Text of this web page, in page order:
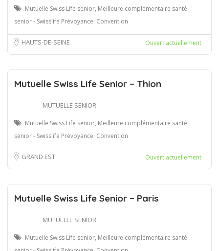
Mutuelle Swiss Life senior, Meilleure complémentaire santé
senior - Swisslife Prévoyance: Convention
HAUTS-DE-SEINE Ouvert actuellement
Mutuelle Swiss Life Senior – Thion
MUTUELLE SENIOR
Mutuelle Swiss Life senior, Meilleure complémentaire santé
senior - Swisslife Prévoyance: Convention
GRAND EST Ouvert actuellement
Mutuelle Swiss Life Senior – Paris
MUTUELLE SENIOR
Mutuelle Swiss Life senior, Meilleure complémentaire santé